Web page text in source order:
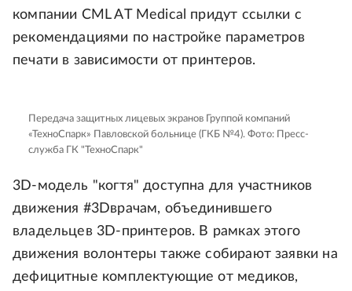
компании CML AT Medical придут ссылки с
рекомендациями по настройке параметров
печати в зависимости от принтеров.
Передача защитных лицевых экранов Группой компаний
«ТехноСпарк» Павловской больнице (ГКБ №4). Фото: Пресс-
служба ГК "ТехноСпарк"
3D-модель "когтя" доступна для участников
движения #3Dврачам, объединившего
владельцев 3D-принтеров. В рамках этого
движения волонтеры также собирают заявки на
дефицитные комплектующие от медиков,